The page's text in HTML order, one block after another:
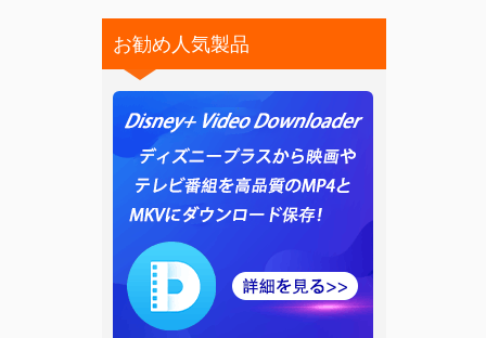
お勧め人気製品